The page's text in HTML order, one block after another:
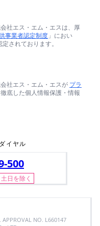
社エス・エム・エスは、厚
事業者認定制度 」におい
されております。
社エス・エム・エスが プラ
底した個人情報保護・情報
イヤル
500
土日を除く
NO. L660147